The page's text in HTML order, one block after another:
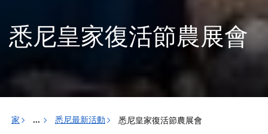
悉尼皇家復活節農展會
家 ... 悉尼最新活動 悉尼皇家復活節農展會